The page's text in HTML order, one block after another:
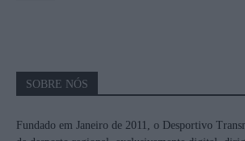
SOBRE NÓS
Fundado em Janeiro de 2011, o Desportivo